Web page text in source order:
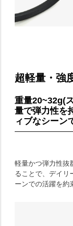
超軽量・強
重量20~32g(
量で弾力性を
ィブなシーン
軽量かつ弾力性抜
ることで、デイリ
ーンでの活躍を約